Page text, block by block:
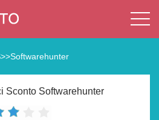
>>Softwarehunter
Sconto Softwarehunter